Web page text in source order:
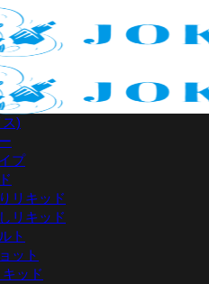
)
プ
リキッド
リキッド
ト
ット
ッド